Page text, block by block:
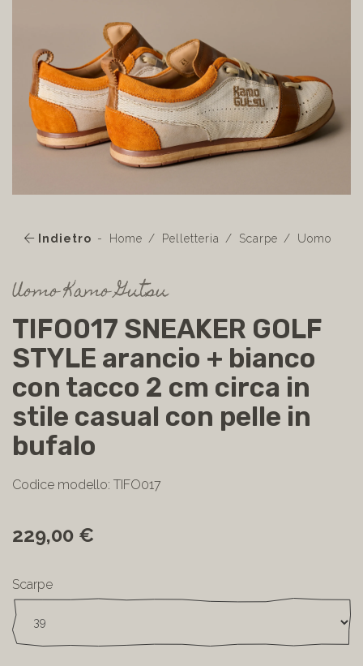
Indietro Home Pelletteria Scarpe Uomo
Uomo Kamo Gutsu
TIFO017 SNEAKER GOLF
STYLE arancio + bianco
con tacco 2 cm circa in
stile casual con pelle in
bufalo
Codice modello: TIFO017
229,00 €
Scarpe